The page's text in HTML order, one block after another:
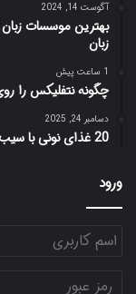
آگوست 14, 2024
بهترین موسسات زبان
زبان
1 ساعت پیش
چگونه نتفلیکس را
دسامبر 24, 2025
20 غذای نونی با سیب زمینی و گوجه و تخم مرغ
ورود